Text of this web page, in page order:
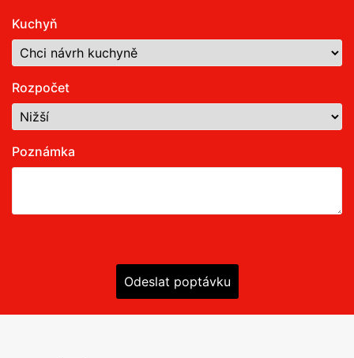
Kuchyň
Rozpočet
Poznámka
Odeslat poptávku